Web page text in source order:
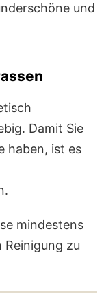
und
Damit Sie
haben, ist es
mindestens
zu